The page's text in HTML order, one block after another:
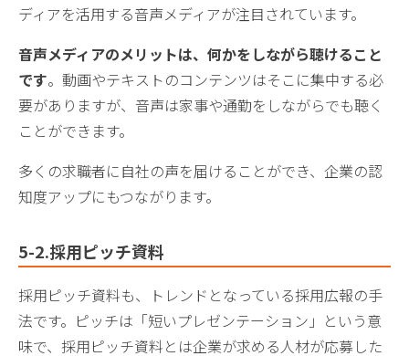
ディアを活用する音声メディアが注目されています。
音声メディアのメリットは、何かをしながら聴けること
です。動画やテキストのコンテンツはそこに集中する必
要がありますが、音声は家事や通勤をしながらでも聴く
ことができます。
多くの求職者に自社の声を届けることができ、企業の認
知度アップにもつながります。
5-2.採用ピッチ資料
採用ピッチ資料も、トレンドとなっている採用広報の手
法です。ピッチは「短いプレゼンテーション」という意
味で、採用ピッチ資料とは企業が求める人材が応募した